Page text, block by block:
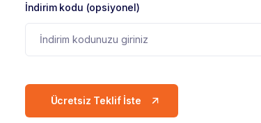
İndirim kodu (opsiyonel)
Ücretsiz Teklif İste